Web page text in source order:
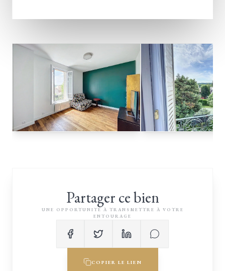
Partager ce bien
UNE OPPORTUNITÉ À TRANSMETTRE À VOTRE
ENTOURAGE
COPIER LE LIEN